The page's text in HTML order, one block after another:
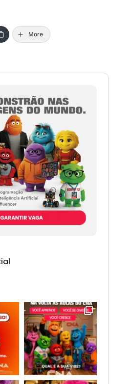
More
Vem com tudo!
Programação, Robótica, IA e